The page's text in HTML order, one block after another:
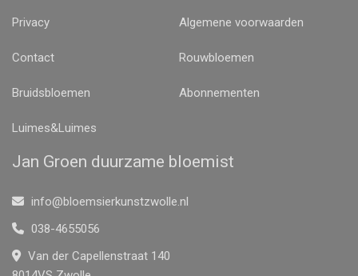
Privacy Algemene voorwaarden
Contact Rouwbloemen
Bruidsbloemen Abonnementen
Luimes&Luimes
Jan Groen duurzame bloemist
info@bloemsierkunstzwolle.nl
038-4655056
Van der Capellenstraat 140